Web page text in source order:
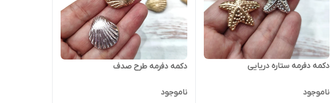
دکمه دفرمه ستاره دریایی
ناموجود
دکمه دفرمه طرح صدف
ناموجود